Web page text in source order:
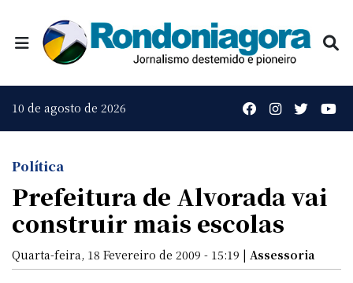
10 de agosto de 2026
Política
Prefeitura de Alvorada vai
construir mais escolas
Quarta-feira, 18 Fevereiro de 2009 - 15:19 | Assessoria